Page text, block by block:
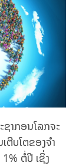
ຊາກອນໂລກຈະ
ຕີບໂຕຂອງຈໍາ
ຕໍ່ປີ ເຊິ່ງ